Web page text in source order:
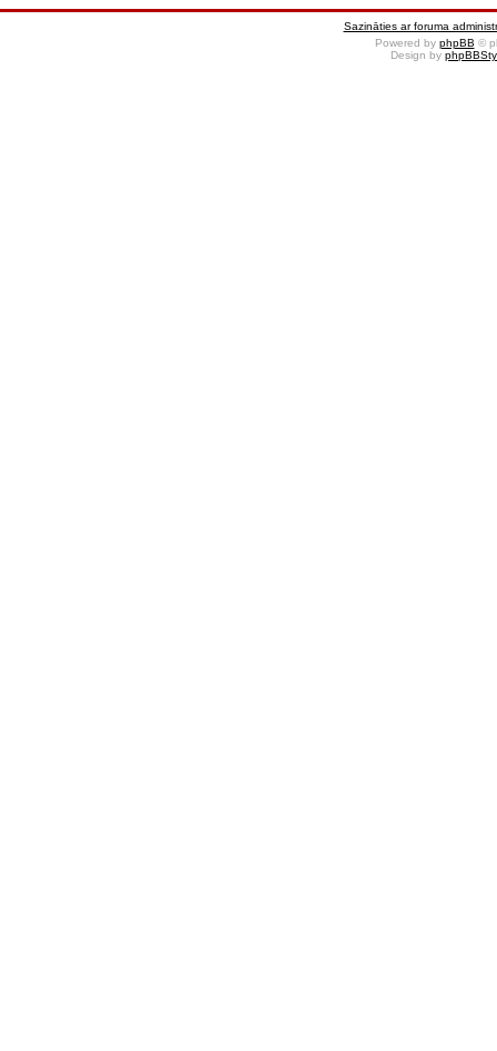
Sazināties ar foruma
Powered by phpBB ©
Design by